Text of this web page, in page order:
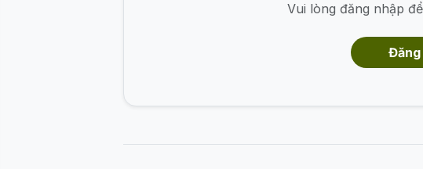
Vui lòng đăng nhập
Đăng